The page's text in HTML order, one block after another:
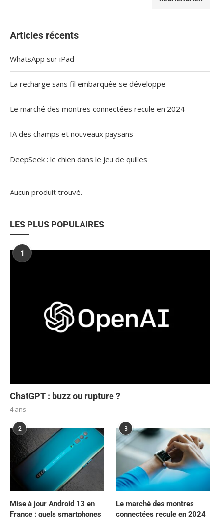
Articles récents
WhatsApp sur iPad
La recharge sans fil embarquée se développe
Le marché des montres connectées recule en 2024
IA des champs et nouveaux paysans
DeepSeek : le chien dans le jeu de quilles
Aucun produit trouvé.
LES PLUS POPULAIRES
1
ChatGPT : buzz ou rupture ?
4 ans
2
Mise à jour Android 13 en
France : quels smartphones
3
Le marché des montres
connectées recule en 2024